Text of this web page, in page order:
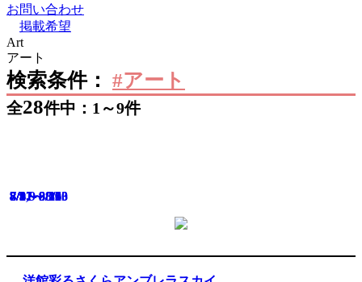
お問い合わせ
掲載希望
Art
アート
検索条件： #アート
全28件中：1～9件
7/1～8/31
7/17～8/30
7/31～8/23
8/1～8/16
8/3～9/29
8/8,9
8/8
8/9～8/16
8/9